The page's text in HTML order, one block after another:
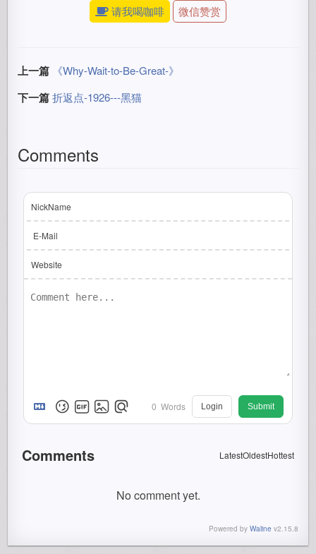
请我喝咖啡 微信赞赏
上一篇 《Why-Wait-to-Be-Great-》
下一篇 折返点-1926---黑猫
Comments
NickName
E-Mail
Website
0 Words Login Submit
Comments LatestOldestHottest
No comment yet.
Powered by Waline v2.15.8